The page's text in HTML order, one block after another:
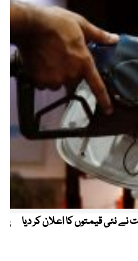
نے نئی قیمتوں کا اعلان کر دیا